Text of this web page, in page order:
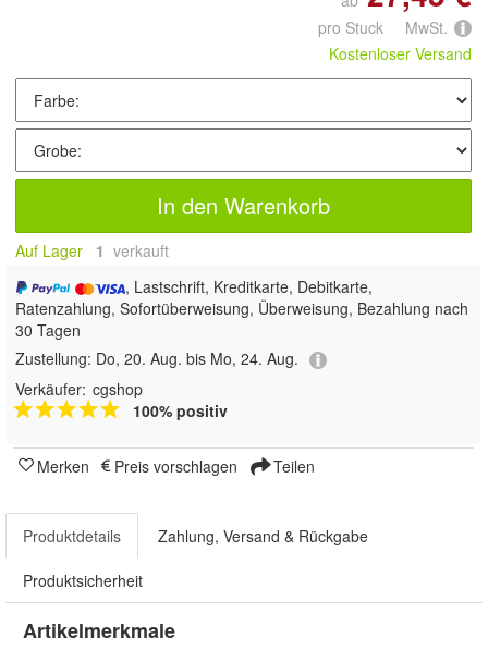
pro Stuck MwSt.
Kostenloser Versand
In den Warenkorb
Auf Lager 1 verkauft
, Lastschrift, Kreditkarte, Debitkarte,
Ratenzahlung, Sofortüberweisung, Überweisung, Bezahlung nach
30 Tagen
Zustellung: Do, 20. Aug. bis Mo, 24. Aug.
Verkäufer: cgshop
100% positiv
Merken Preis vorschlagen Teilen
Produktdetails Zahlung, Versand & Rückgabe
Produktsicherheit
Artikelmerkmale